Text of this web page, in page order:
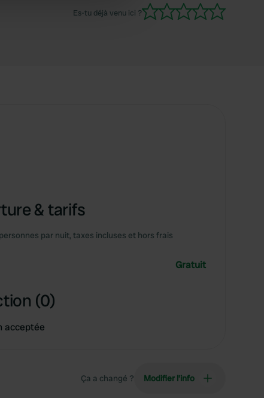
Es-tu déjà venu ici ?
& tarifs
par nuit, taxes incluses et hors frais
Gratuit
(0)
acceptée
Ça a changé ? Modifier l’info